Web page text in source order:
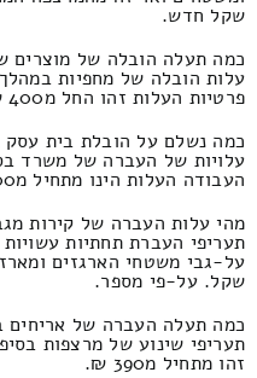
שקל חדש.
כמה תעלה הובלה של מוצרים
עלות הובלה של מחפיות
פרטיות העלות זהו החל מ400 שקל.
כמה נשלם על הובלת בית עסק
עלויות של העברה של משרד
העבודה העלות הינו מתחיל מ500 שקלים.
מהי עלות העברה של קירות
תעריפי העברת תחתיות
שקל. על-פי מספר.
כמה תעלה העברה של אריחים
תעריפי שינוע של מרצפות
זהו מתחיל מ390 ₪.